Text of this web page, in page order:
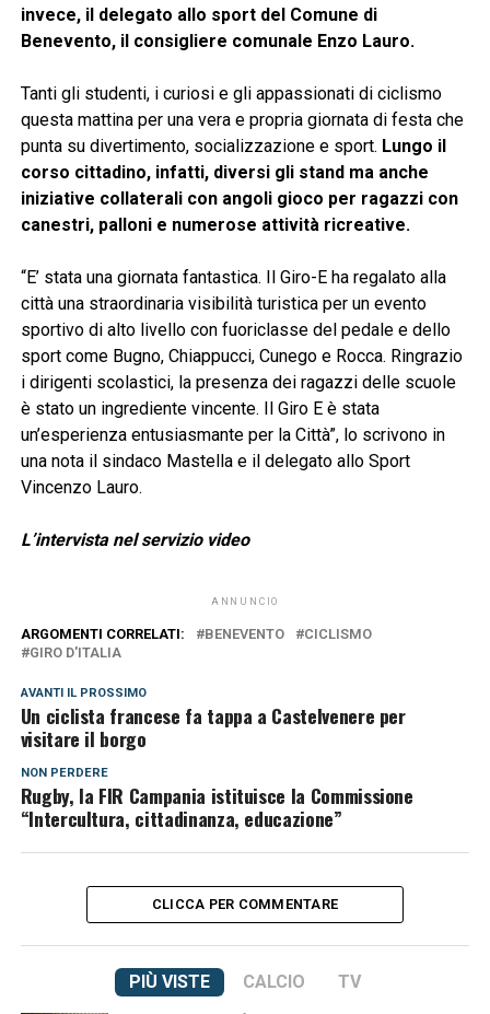
invece, il delegato allo sport del Comune di
Benevento, il consigliere comunale Enzo Lauro.
Tanti gli studenti, i curiosi e gli appassionati di ciclismo
questa mattina per una vera e propria giornata di festa che
punta su divertimento, socializzazione e sport. Lungo il
corso cittadino, infatti, diversi gli stand ma anche
iniziative collaterali con angoli gioco per ragazzi con
canestri, palloni e numerose attività ricreative.
“E’ stata una giornata fantastica. Il Giro-E ha regalato alla
città una straordinaria visibilità turistica per un evento
sportivo di alto livello con fuoriclasse del pedale e dello
sport come Bugno, Chiappucci, Cunego e Rocca. Ringrazio
i dirigenti scolastici, la presenza dei ragazzi delle scuole
è stato un ingrediente vincente. Il Giro E è stata
un’esperienza entusiasmante per la Città”, lo scrivono in
una nota il sindaco Mastella e il delegato allo Sport
Vincenzo Lauro.
L’intervista nel servizio video
ANNUNCIO
ARGOMENTI CORRELATI: BENEVENTO
CICLISMO
GIRO D'ITALIA
AVANTI IL ​​PROSSIMO
Un ciclista francese fa tappa a Castelvenere per
visitare il borgo
NON PERDERE
Rugby, la FIR Campania istituisce la Commissione
“Intercultura, cittadinanza, educazione”
CLICCA PER COMMENTARE
PIÙ VISTE CALCIO TV